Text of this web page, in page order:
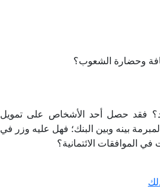
وحضارة الشعوب؟
فقد حصل أحد الأشخاص على تمويل
بينه وبين البنك؛ فهل عليه وزر في
الموافقات الائتمانية؟